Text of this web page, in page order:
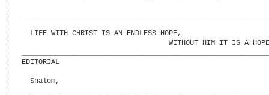
  LIFE WITH CHRIST IS AN ENDLESS HOPE,
WITHOUT HIM IT IS A
EDITORIAL
  Shalom,